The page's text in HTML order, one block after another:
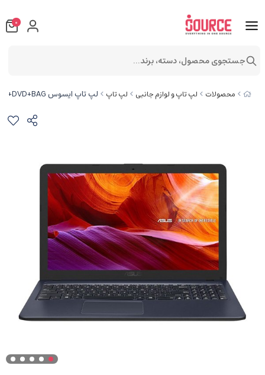
محصولات لپ تاپ و لوازم جانبی لپ تاپ لپ تاپ ایسوس X543MA Celeron N4020 4GB 1TB Intel FHD+DVD+BAG
0
جستجوی محصول، دسته، برند...